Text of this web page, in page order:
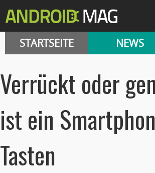
STARTSEITE NEWS
Verrückt oder
ist ein
Tasten